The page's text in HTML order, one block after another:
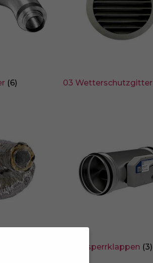
(6) 03 Wetterschutzgitter
06 Absperrklappen (3)